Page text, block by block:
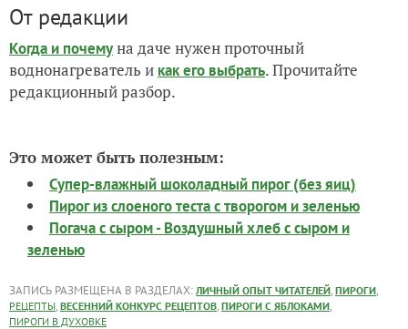
От редакции
Когда и почемуна даче нужен проточный
воднонагреватель и как его выбрать. Прочитайте
редакционный разбор.
Это может быть полезным:
Супер-влажный шоколадный пирог (без яиц)
Пирог из слоеного теста с творогом и зеленью
Погача с сыром - Воздушный хлеб с сыром и
зеленью
ЗАПИСЬ РАЗМЕЩЕНА В РАЗДЕЛАХ: ЛИЧНЫЙ ОПЫТ ЧИТАТЕЛЕЙ, ПИРОГИ,
РЕЦЕПТЫ, ВЕСЕННИЙ КОНКУРС РЕЦЕПТОВ, ПИРОГИ С ЯБЛОКАМИ,
ПИРОГИ В ДУХОВКЕ